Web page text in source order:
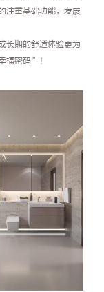
注重基础功能，发展
长期的舒适体验更为
福密码”！